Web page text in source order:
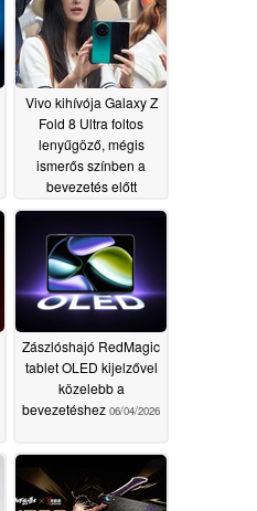
Vivo kihívója Galaxy Z
Fold 8 Ultra foltos
lenyűgöző, mégis
ismerős színben a
bevezetés előtt
06/10/2026
Zászlóshajó RedMagic
tablet OLED kijelzővel
közelebb a
bevezetéshez 06/04/2026